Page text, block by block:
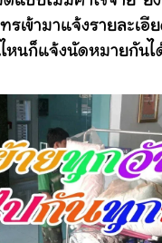
เข้ามาแจ้งรายละเอี
หนก็แจ้งนัดหมายกันไ